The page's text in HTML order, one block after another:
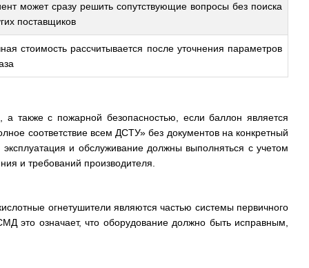
может сразу решить сопутствующие вопросы без поиска
поставщиков
стоимость рассчитывается после уточнения параметров
также с пожарной безопасностью, если баллон является
соответствие всем ДСТУ» без документов на конкретный
и обслуживание должны выполняться с учетом
и требований производителя.
огнетушители являются частью системы первичного
это означает, что оборудование должно быть исправным,